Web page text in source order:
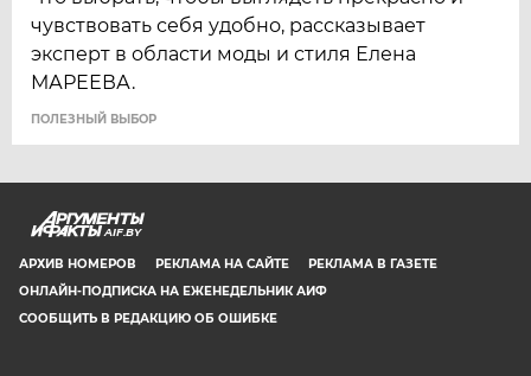
чувствовать себя удобно, рассказывает
эксперт в области моды и стиля Елена
МАРЕЕВА.
ПОЛЕЗНЫЙ ВЫБОР
AIF.BY
АРХИВ НОМЕРОВ РЕКЛАМА НА САЙТЕ
РЕКЛАМА В ГАЗЕТЕ
ОНЛАЙН-ПОДПИСКА НА ЕЖЕНЕДЕЛЬНИК АИФ
СООБЩИТЬ В РЕДАКЦИЮ ОБ ОШИБКЕ